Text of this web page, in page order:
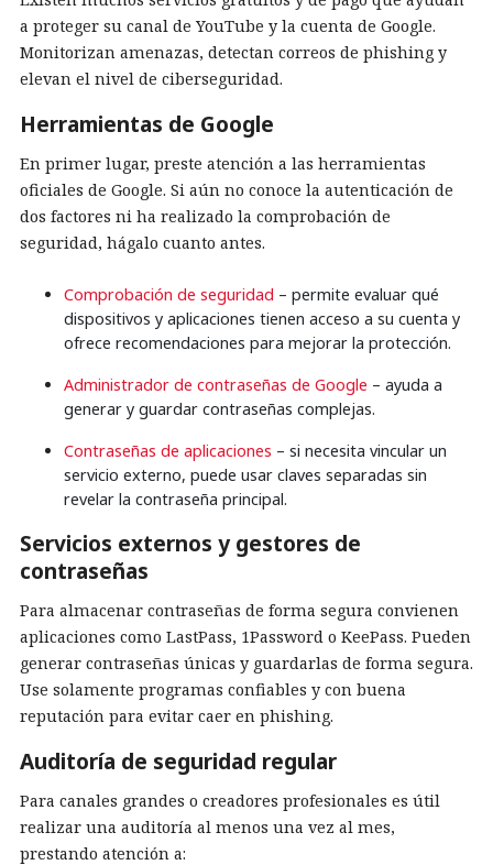
a proteger su canal de YouTube y la cuenta de Google.
Monitorizan amenazas, detectan correos de phishing y
elevan el nivel de ciberseguridad.
Herramientas de Google
En primer lugar, preste atención a las herramientas
oficiales de Google. Si aún no conoce la autenticación de
dos factores ni ha realizado la comprobación de
seguridad, hágalo cuanto antes.
Comprobación de seguridad – permite evaluar qué
dispositivos y aplicaciones tienen acceso a su cuenta y
ofrece recomendaciones para mejorar la protección.
Administrador de contraseñas de Google – ayuda a
generar y guardar contraseñas complejas.
Contraseñas de aplicaciones – si necesita vincular un
servicio externo, puede usar claves separadas sin
revelar la contraseña principal.
Servicios externos y gestores de
contraseñas
Para almacenar contraseñas de forma segura convienen
aplicaciones como LastPass, 1Password o KeePass. Pueden
generar contraseñas únicas y guardarlas de forma segura.
Use solamente programas confiables y con buena
reputación para evitar caer en phishing.
Auditoría de seguridad regular
Para canales grandes o creadores profesionales es útil
realizar una auditoría al menos una vez al mes,
prestando atención a: